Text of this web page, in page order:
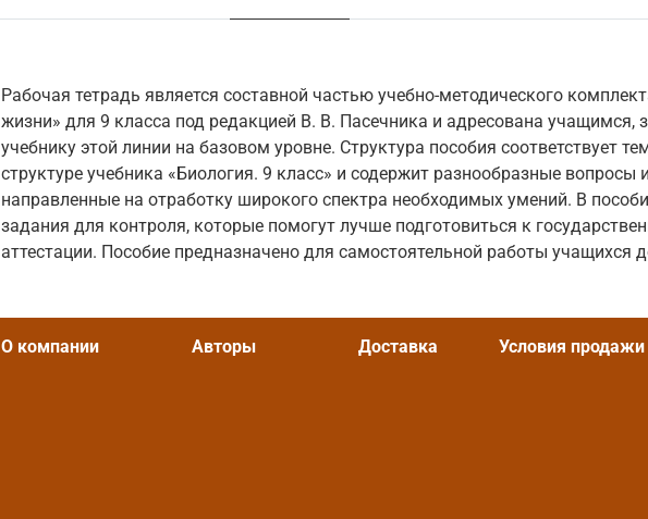
Рабочая тетрадь является составной частью учебно-методического
жизни» для 9 класса под редакцией В. В. Пасечника и адресована
учебнику этой линии на базовом уровне. Структура пособия соответствует
структуре учебника «Биология. 9 класс» и содержит разнообразные вопросы
направленные на отработку широкого спектра необходимых умений. В
задания для контроля, которые помогут лучше подготовиться к
аттестации. Пособие предназначено для самостоятельной работы учащихся
О компании Авторы Доставка Условия продажи